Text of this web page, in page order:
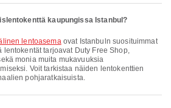
kaupungissa Istanbul?
lentoasemaovat Istanbuln suosituimmat
lentokentät tarjoavat Duty Free Shop,
monia muita mukavuuksia
Voit tarkistaa näiden lentokenttien
pohjaratkaisuista.